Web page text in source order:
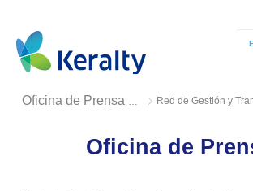
Oficina de Prensa 2020 Red de Gestión y Transferencia de Conocimiento Covid-
Oficina de